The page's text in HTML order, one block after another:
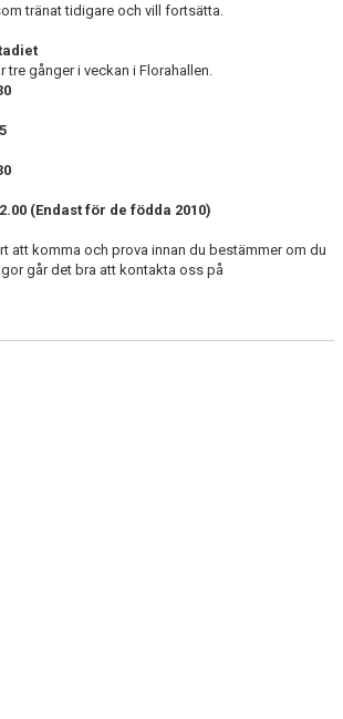
tränat tidigare och vill fortsätta.
tre gånger i veckan i Florahallen.
(Endast för de födda 2010)
att komma och prova innan du bestämmer om du
går det bra att kontakta oss på